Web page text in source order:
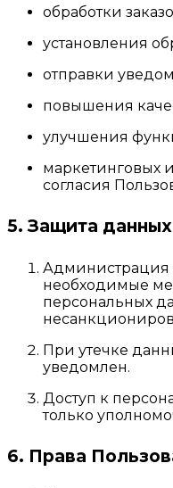
обработки
установления
отправки
повышения
улучшения
маркетинговых
согласия
5. Защита данных
Администрация
необходимые
персональных
При утечке
уведомлен.
Доступ к
только
6. Права